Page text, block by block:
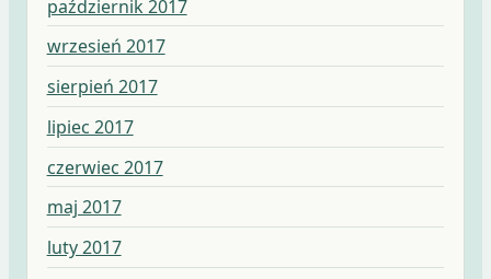
październik 2017
wrzesień 2017
sierpień 2017
lipiec 2017
czerwiec 2017
maj 2017
luty 2017